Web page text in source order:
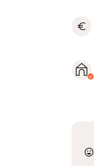
euro
sentiment_very_satisfied